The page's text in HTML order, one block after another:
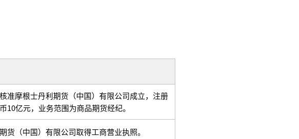
准摩根士丹利期货（中国）有限公司成立，注册
10亿元，业务范围为商品期货经纪。
货（中国）有限公司取得工商营业执照。